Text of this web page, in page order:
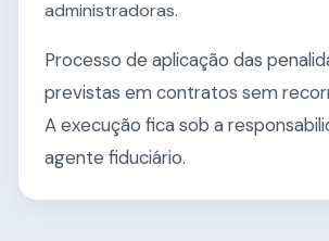
administradoras.
Processo de aplicação das
previstas em contratos sem
A execução fica sob a
agente fiduciário.